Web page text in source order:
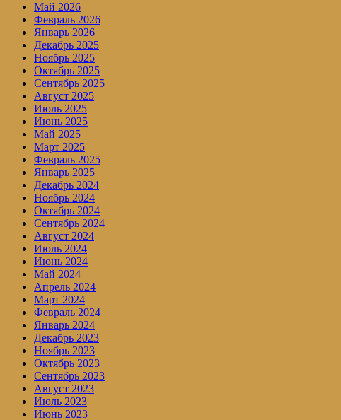
Май 2026
Февраль 2026
Январь 2026
Декабрь 2025
Ноябрь 2025
Октябрь 2025
Сентябрь 2025
Август 2025
Июль 2025
Июнь 2025
Май 2025
Март 2025
Февраль 2025
Январь 2025
Декабрь 2024
Ноябрь 2024
Октябрь 2024
Сентябрь 2024
Август 2024
Июль 2024
Июнь 2024
Май 2024
Апрель 2024
Март 2024
Февраль 2024
Январь 2024
Декабрь 2023
Ноябрь 2023
Октябрь 2023
Сентябрь 2023
Август 2023
Июль 2023
Июнь 2023